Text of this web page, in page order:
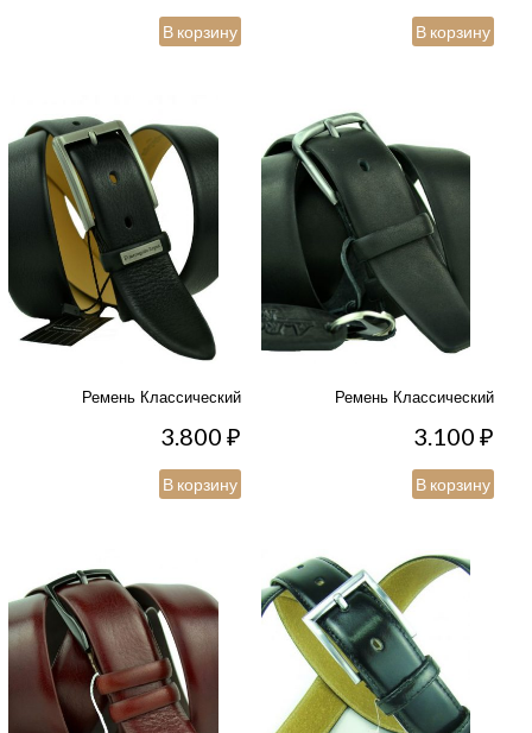
В корзину В корзину
Ремень Классический
3.800₽
В корзину
Ремень Классический
3.100₽
В корзину